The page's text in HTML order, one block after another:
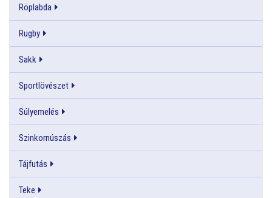
Röplabda
Rugby
Sakk
Sportlövészet
Súlyemelés
Szinkornúszás
Tájfutás
Teke